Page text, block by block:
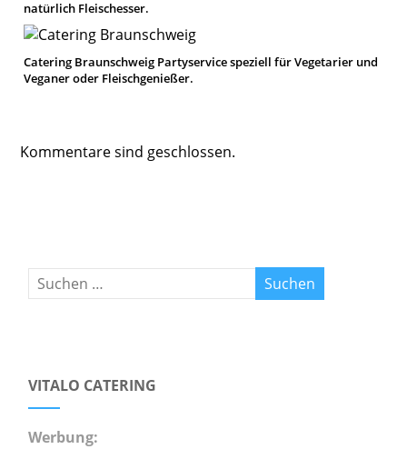
natürlich Fleischesser.
Catering Braunschweig Partyservice speziell für Vegetarier und
Veganer oder Fleischgenießer.
Kommentare sind geschlossen.
VITALO CATERING
Werbung: